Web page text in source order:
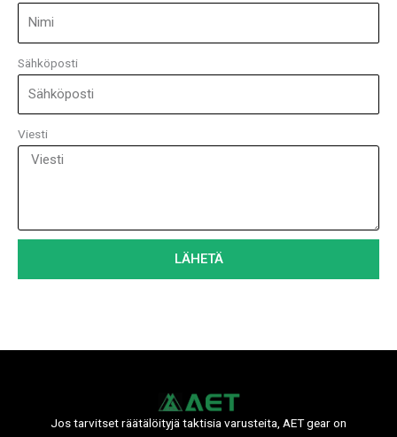
Sähköposti
Viesti
LÄHETÄ
Jos tarvitset räätälöityjä taktisia varusteita, AET gear on